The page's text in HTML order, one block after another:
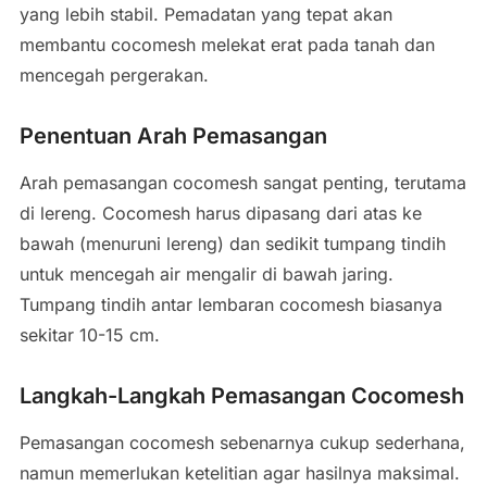
yang lebih stabil. Pemadatan yang tepat akan
membantu cocomesh melekat erat pada tanah dan
mencegah pergerakan.
Penentuan Arah Pemasangan
Arah pemasangan cocomesh sangat penting, terutama
di lereng. Cocomesh harus dipasang dari atas ke
bawah (menuruni lereng) dan sedikit tumpang tindih
untuk mencegah air mengalir di bawah jaring.
Tumpang tindih antar lembaran cocomesh biasanya
sekitar 10-15 cm.
Langkah-Langkah Pemasangan Cocomesh
Pemasangan cocomesh sebenarnya cukup sederhana,
namun memerlukan ketelitian agar hasilnya maksimal.